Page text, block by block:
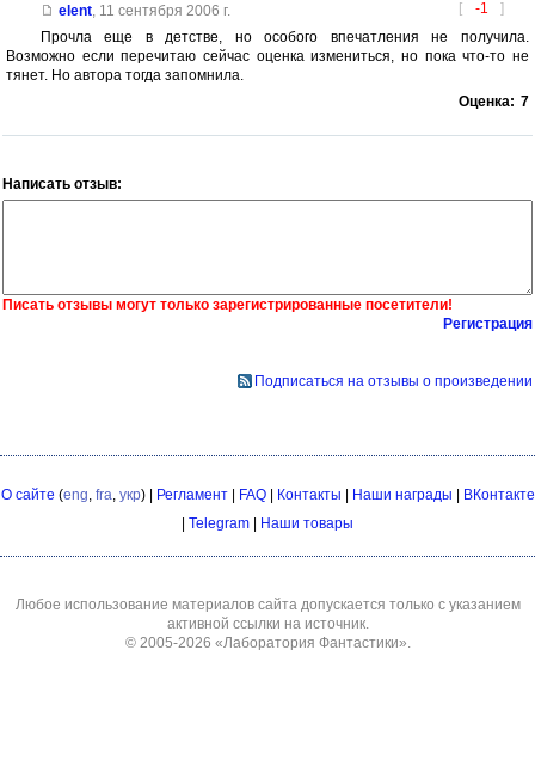
[ -1 ]
elent, 11 сентября 2006 г.
Прочла еще в детстве, но особого впечатления не получила.
Возможно если перечитаю сейчас оценка измениться, но пока что-то не
тянет. Но автора тогда запомнила.
Оценка: 7
Написать отзыв:
Писать отзывы могут только зарегистрированные посетители!
Регистрация
Подписаться на отзывы о произведении
О сайте (eng, fra, укр) | Регламент| FAQ| Контакты Наши награды
ВКонтакте
Telegram Наши товары
Любое использование материалов сайта допускается только с указанием
активной ссылки на источник.
© 2005-2026 «Лаборатория Фантастики».